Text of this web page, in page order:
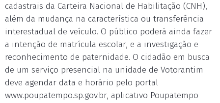
cadastrais da Carteira Nacional de Habilitação (CNH),
além da mudança na característica ou transferência
interestadual de veículo. O público poderá ainda fazer
a intenção de matrícula escolar, e a investigação e
reconhecimento de paternidade. O cidadão em busca
de um serviço presencial na unidade de Votorantim
deve agendar data e horário pelo portal
www.poupatempo.sp.gov.br, aplicativo Poupatempo